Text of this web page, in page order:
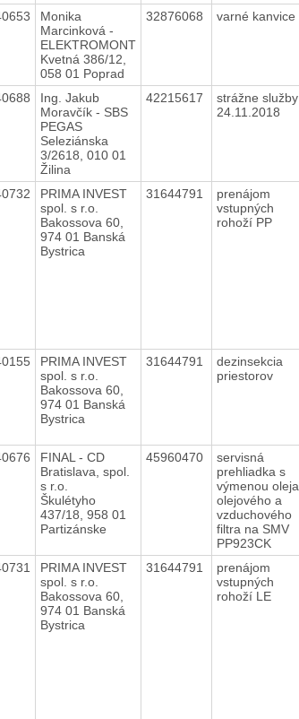
Monika
Marcinková -
ELEKTROMONT
Kvetná 386/12,
058 01 Poprad
32876068 varné kanvice
Ing. Jakub
Moravčík - SBS
PEGAS
Seleziánska
3/2618, 010 01
Žilina
42215617
strážne služby
24.11.2018
PRIMA INVEST
spol. s r.o.
Bakossova 60,
974 01 Banská
Bystrica
31644791
prenájom
vstupných
rohoží PP
PRIMA INVEST
spol. s r.o.
Bakossova 60,
974 01 Banská
Bystrica
31644791
dezinsekcia
priestorov
FINAL - CD
Bratislava, spol.
s r.o.
Škulétyho
437/18, 958 01
Partizánske
45960470
servisná
prehliadka s
výmenou oleja,
olejového a
vzduchového
filtra na SMV
PP923CK
PRIMA INVEST
spol. s r.o.
Bakossova 60,
974 01 Banská
Bystrica
31644791
prenájom
vstupných
rohoží LE